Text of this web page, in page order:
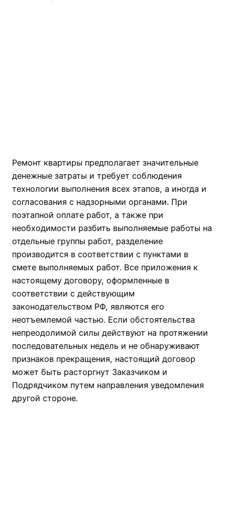
Ремонт квартиры предполагает значительные
денежные затраты и требует соблюдения
технологии выполнения всех этапов, а иногда и
согласования с надзорными органами. При
поэтапной оплате работ, а также при
необходимости разбить выполняемые работы на
отдельные группы работ, разделение
производится в соответствии с пунктами в
смете выполняемых работ. Все приложения к
настоящему договору, оформленные в
соответствии с действующим
законодательством РФ, являются его
неотъемлемой частью. Если обстоятельства
непреодолимой силы действуют на протяжении
последовательных недель и не обнаруживают
признаков прекращения, настоящий договор
может быть расторгнут Заказчиком и
Подрядчиком путем направления уведомления
другой стороне.